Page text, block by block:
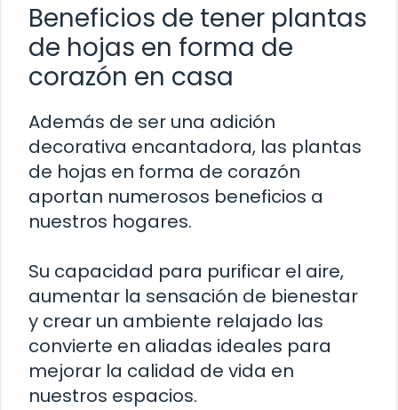
Beneficios de tener plantas
de hojas en forma de
corazón en casa
Además de ser una adición
decorativa encantadora, las plantas
de hojas en forma de corazón
aportan numerosos beneficios a
nuestros hogares.
Su capacidad para purificar el aire,
aumentar la sensación de bienestar
y crear un ambiente relajado las
convierte en aliadas ideales para
mejorar la calidad de vida en
nuestros espacios.